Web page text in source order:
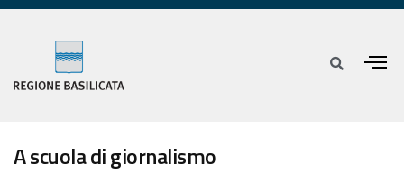
A scuola di giornalismo